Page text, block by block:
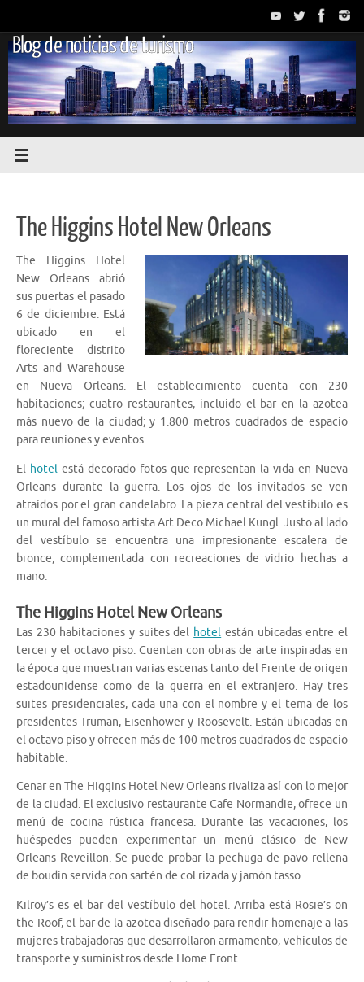
contenido
Blog de noticias de turismo
The Higgins Hotel New Orleans
The Higgins Hotel
New Orleans abrió
sus puertas el pasado
6 de diciembre. Está
ubicado en el
floreciente distrito
Arts and Warehouse
en Nueva Orleans. El establecimiento cuenta con 230
habitaciones; cuatro restaurantes, incluido el bar en la azotea
más nuevo de la ciudad; y 1.800 metros cuadrados de espacio
para reuniones y eventos.
El hotelestá decorado fotos que representan la vida en Nueva
Orleans durante la guerra. Los ojos de los invitados se ven
atraídos por el gran candelabro. La pieza central del vestíbulo es
un mural del famoso artista Art Deco Michael Kungl. Justo al lado
del vestíbulo se encuentra una impresionante escalera de
bronce, complementada con recreaciones de vidrio hechas a
mano.
The Higgins Hotel New Orleans
Las 230 habitaciones y suites del hotel están ubicadas entre el
tercer y el octavo piso. Cuentan con obras de arte inspiradas en
la época que muestran varias escenas tanto del Frente de origen
estadounidense como de la guerra en el extranjero. Hay tres
suites presidenciales, cada una con el nombre y el tema de los
presidentes Truman, Eisenhower y Roosevelt. Están ubicadas en
el octavo piso y ofrecen más de 100 metros cuadrados de espacio
habitable.
Cenar en The Higgins Hotel New Orleans rivaliza así con lo mejor
de la ciudad. El exclusivo restaurante Cafe Normandie, ofrece un
menú de cocina rústica francesa. Durante las vacaciones, los
huéspedes pueden experimentar un menú clásico de New
Orleans Reveillon. Se puede probar la pechuga de pavo rellena
de boudin servida con sartén de col rizada y jamón tasso.
Kilroy’s es el bar del vestíbulo del hotel. Arriba está Rosie’s on
the Roof, el bar de la azotea diseñado para rendir homenaje a las
mujeres trabajadoras que desarrollaron armamento, vehículos de
transporte y suministros desde Home Front.